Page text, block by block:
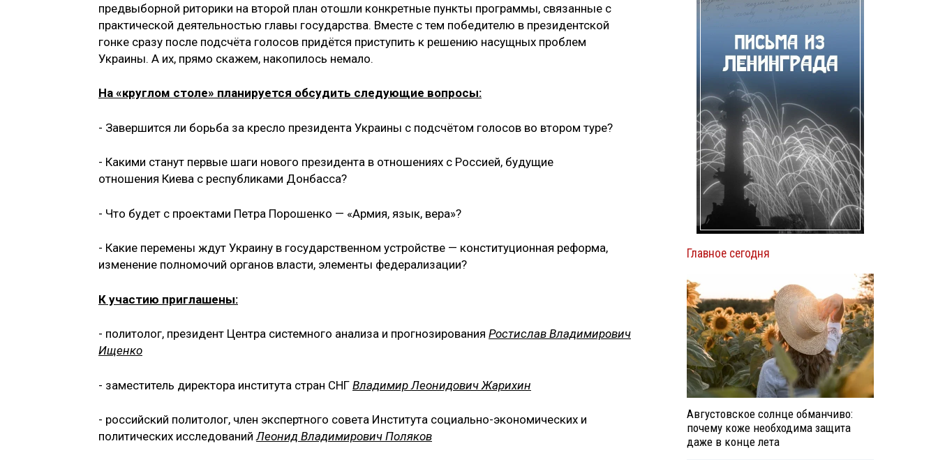
предвыборной риторики на второй план отошли конкретные пункты программы, связанные с
практической деятельностью главы государства. Вместе с тем победителю в президентской
гонке сразу после подсчёта голосов придётся приступить к решению насущных проблем
Украины. А их, прямо скажем, накопилось немало.
На «круглом столе» планируется обсудить следующие вопросы:
- Завершится ли борьба за кресло президента Украины с подсчётом голосов во втором туре?
- Какими станут первые шаги нового президента в отношениях с Россией, будущие
отношения Киева с республиками Донбасса?
- Что будет с проектами Петра Порошенко — «Армия, язык, вера»?
- Какие перемены ждут Украину в государственном устройстве — конституционная реформа,
изменение полномочий органов власти, элементы федерализации?
К участию приглашены:
- политолог, президент Центра системного анализа и прогнозирования Ростислав Владимирович
Ищенко
- заместитель директора института стран СНГ Владимир Леонидович Жарихин
- российский политолог, член экспертного совета Института социально-экономических и
политических исследованийЛеонид Владимирович Поляков
Главное сегодня
Августовское солнце обманчиво:
почему коже необходима защита
даже в конце лета